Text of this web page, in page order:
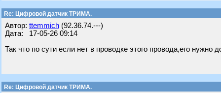
Re: Цифровой датчик ТРИМА.
Автор: ttemmich (92.36.74.---)
Дата: 17-05-26 09:14
Так что по сути если нет в проводке этого провода,его
Re: Цифровой датчик ТРИМА.